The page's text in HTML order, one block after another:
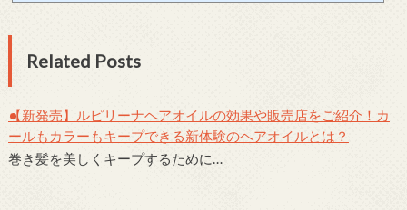
Related Posts
【新発売】ルピリーナヘアオイルの効果や販売店をご紹介！カ
ールもカラーもキープできる新体験のヘアオイルとは？
巻き髪を美しくキープするために…